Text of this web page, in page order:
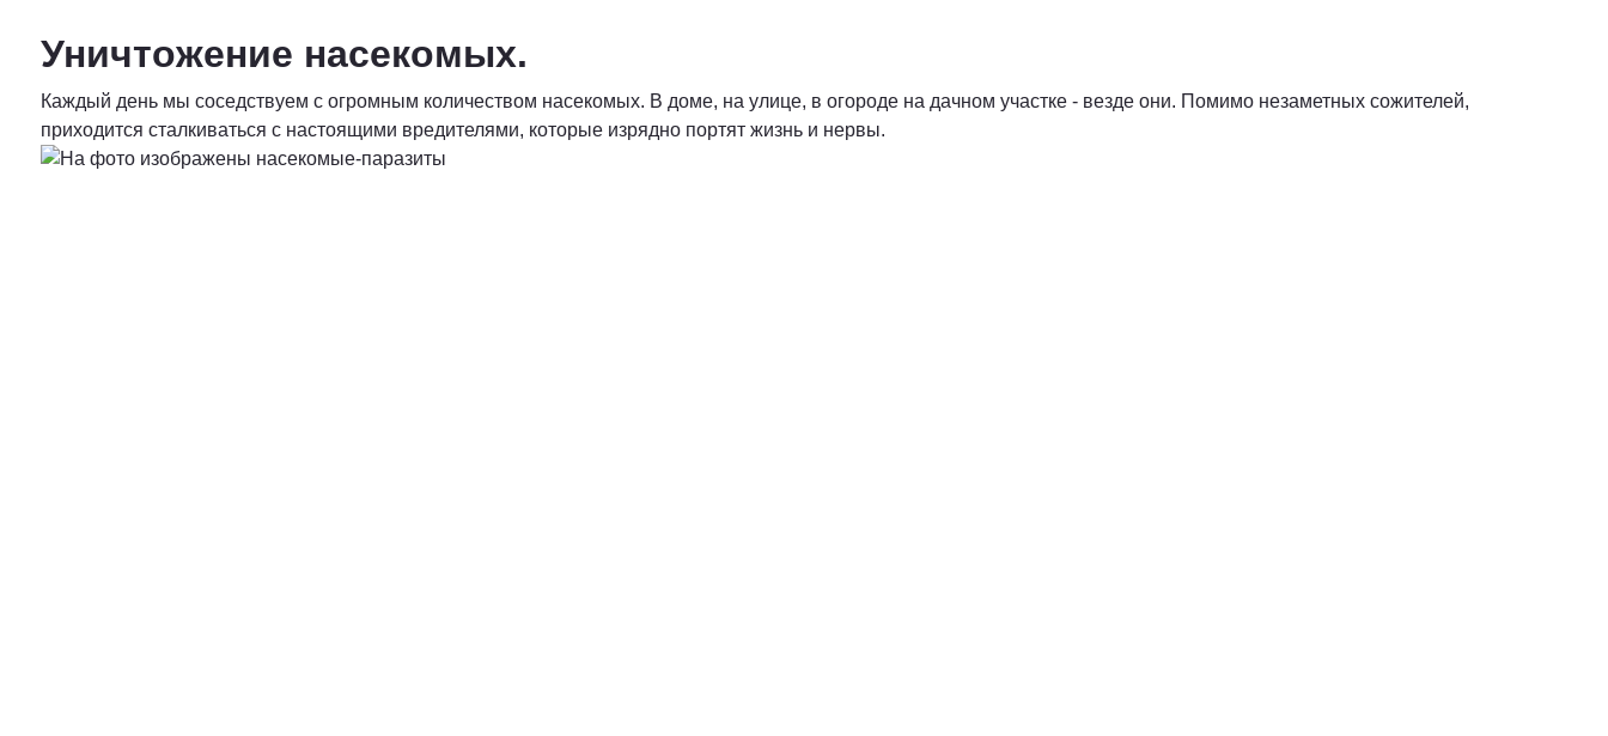
Уничтожение насекомых.
Каждый день мы соседствуем с огромным количеством насекомых. В доме, на улице, в огороде на дачном участке - везде они. Помимо незаметных сожителей,
приходится сталкиваться с настоящими вредителями, которые изрядно портят жизнь и нервы.